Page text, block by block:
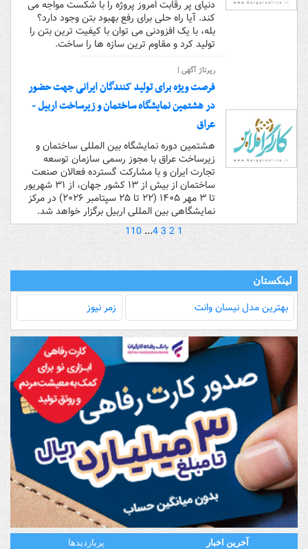
دنیای پر رقابت امروز پروژه را با شکست مواجه می
کند. آیا راه حلی برای رفع بهبود بتن وجود دارد؟
بله، با یک افزودنی می توان با کیفیت ترین بتن را
تولید کرد و مقاوم ترین سازه ها را ساخت.
رپرتاژ آگهی |
فرصت ویژه برای تولید کنندگان ایرانی جهت حضور
در هشتمین نمایشگاه ساختمان و زیرساخت اربیل -
عراق
هشتمین دوره نمایشگاه بین المللی ساختمان و
زیرساخت عراق با مجوز رسمی سازمان توسعه
تجارت ایران و با مشارکت گسترده فعالان صنعت
ساختمان از بیش از ۱۳ کشور جهان، از ۳۱ شهریور
تا ۳ مهر ۱۴۰۵ (۲۲ تا ۲۵ سپتامبر ۲۰۲۶) در مرکز
نمایشگاهی بین المللی اربیل برگزار خواهد شد.
1
2
3
4
...
110
لینکستان
بهترین مدل‌ نیسان وانت زمر نیوز
آخرین اخبار پربازدیدها